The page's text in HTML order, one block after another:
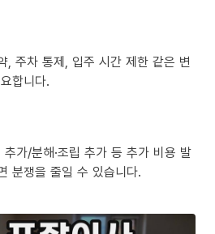
, 주차 통제, 입주 시간 제한 같은 변
합니다.
가/분해·조립 추가 등 추가 비용 발
분쟁을 줄일 수 있습니다.